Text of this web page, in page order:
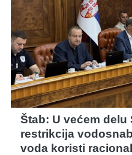
Štab: U većem delu
restrikcija
voda koristi